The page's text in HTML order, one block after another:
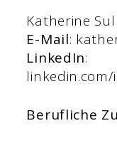
Katherine
E-Mail:
LinkedIn:
Berufliche